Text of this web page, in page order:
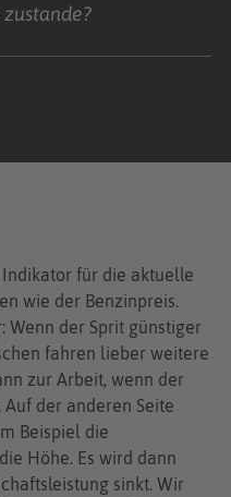
für die aktuelle
wie der Benzinpreis.
Wenn der Sprit günstiger
fahren lieber weitere
zur Arbeit, wenn der
der anderen Seite
Beispiel die
Höhe. Es wird dann
sinkt. Wir